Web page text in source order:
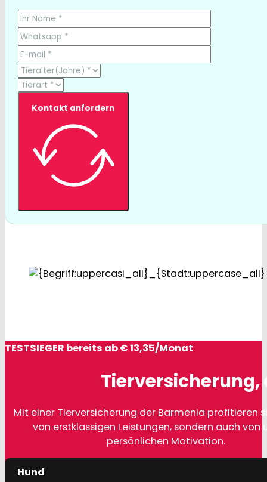
Kontakt anfordern
TESTSIEGER bereits ab € 13,35/Monat
Tierversicherung,
Mit einer Tierversicherung der Barmenia profitieren
von erstklassigen Leistungen, sondern auch von
persönlichen Motivation.
Hund